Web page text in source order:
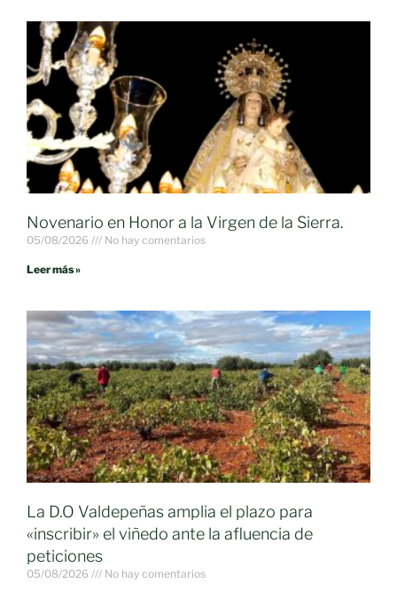
Novenario en Honor a la Virgen de la Sierra.
05/08/2026 No hay comentarios
Leer más »
La D.O Valdepeñas amplia el plazo para
«inscribir» el viñedo ante la afluencia de
peticiones
05/08/2026 No hay comentarios